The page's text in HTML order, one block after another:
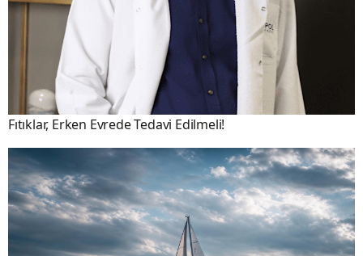
Fıtıklar, Erken Evrede Tedavi Edilmeli!